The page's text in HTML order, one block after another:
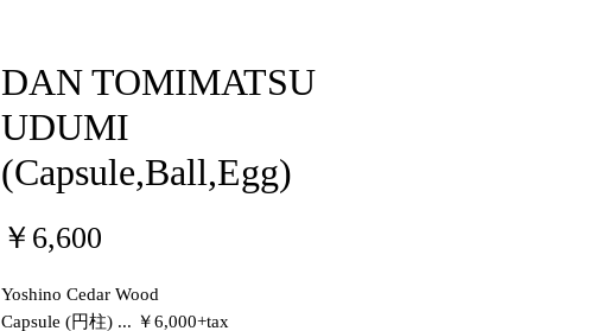
DAN TOMIMATSU
UDUMI
(Capsule,Ball,Egg)
￥6,600
Yoshino Cedar Wood
Capsule (円柱) ... ￥6,000+tax